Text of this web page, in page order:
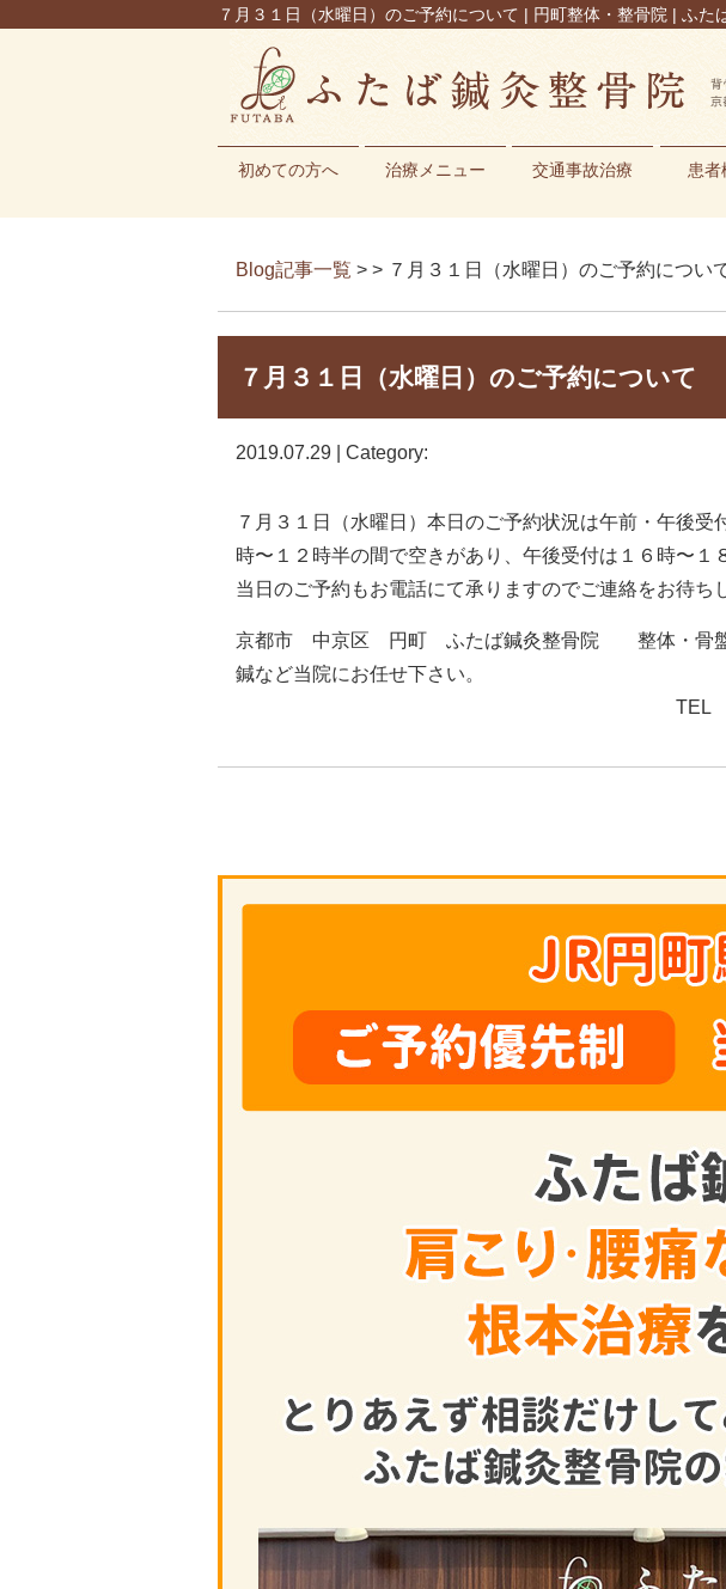
７月３１日（水曜日）のご予約について | 円町整体・整骨院 | ふた
初めての方へ 治療メニュー 交通事故治療 患者
Blog記事一覧 > > ７月３１日（水曜日）のご予約につい
７月３１日（水曜日）のご予約について
2019.07.29 | Category:
７月３１日（水曜日）本日のご予約状況は午前・午後
時〜１２時半の間で空きがあり、午後受付は１６時〜１
当日のご予約もお電話にて承りますのでご連絡をお待ち
京都市 中京区 円町 ふたば鍼灸整骨院 整体・骨盤矯
鍼など当院にお任せ下さい。
TEL ０７５−４０６